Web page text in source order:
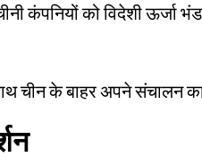
कंपनियों को विदेशी ऊर्जा
चीन के बाहर अपने संचालन का